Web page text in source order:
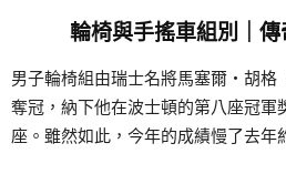
輪椅與手搖車組別｜
男子輪椅組由瑞士名將馬塞爾・胡格
奪冠，納下他在波士頓的第八座冠軍
座。雖然如此，今年的成績慢了去年